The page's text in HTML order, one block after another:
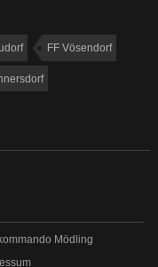
FF Vösendorf
Mödling